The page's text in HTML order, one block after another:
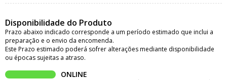
Disponibilidade do Produto
Prazo abaixo indicado corresponde a um período estimado que inclui a
preparação e o envio da encomenda.
Este Prazo estimado poderá sofrer alterações mediante disponibilidade
ou épocas sujeitas a atraso.
ONLINE